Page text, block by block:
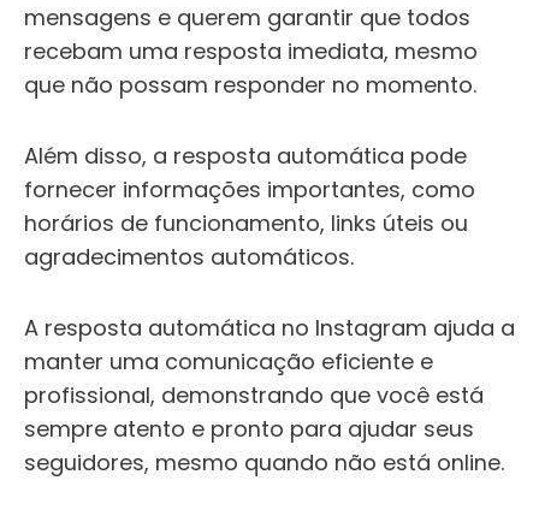
mensagens e querem garantir que todos
recebam uma resposta imediata, mesmo
que não possam responder no momento.
Além disso, a resposta automática pode
fornecer informações importantes, como
horários de funcionamento, links úteis ou
agradecimentos automáticos.
A resposta automática no Instagram ajuda a
manter uma comunicação eficiente e
profissional, demonstrando que você está
sempre atento e pronto para ajudar seus
seguidores, mesmo quando não está online.